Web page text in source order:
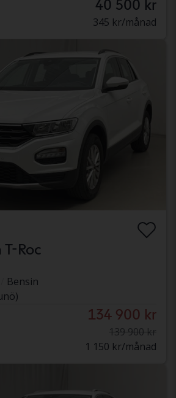
40 500 kr
345 kr/månad
Roc
Bensin
134 900 kr
139 900 kr
1 150 kr/månad